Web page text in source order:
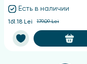
Есть в наличии
161.18 Lei 179.09 Lei